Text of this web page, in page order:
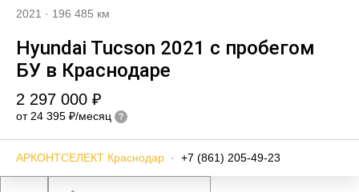
2021 · 196 485 км
Hyundai Tucson 2021 с пробегом
БУ в Краснодаре
2 297 000 ₽
от 24 395 ₽/месяц
АРКОНТСЕЛЕКТ Краснодар · +7 (861) 205-49-23